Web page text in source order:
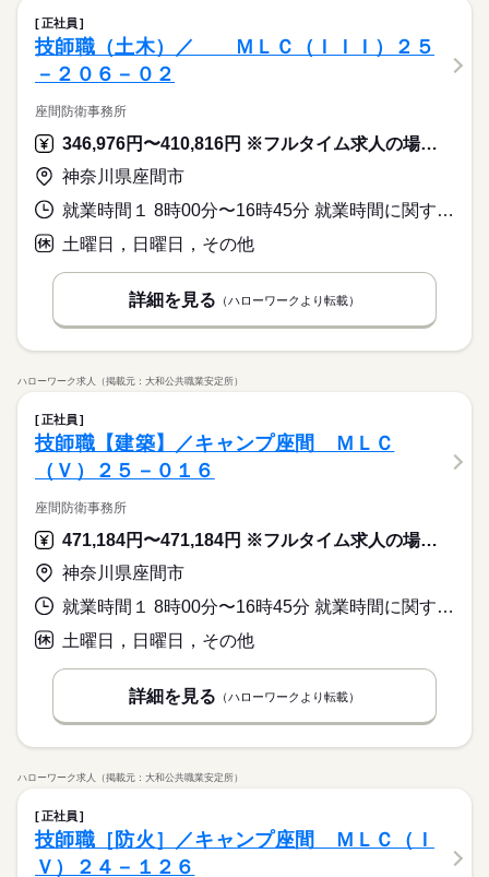
正社員
技師職（土木）／ ＭＬＣ（ＩＩＩ）２５
－２０６－０２
座間防衛事務所
346,976円〜410,816円 ※フルタイム求人の場合は月額（換算額）、パート求人の場合は時間額を表示しています。
神奈川県座間市
就業時間１ 8時00分〜16時45分 就業時間に関する特記事項 ◇この職種はミッションエッセンシャルに指定されており、緊急時
土曜日，日曜日，その他
詳細を見る （ハローワークより転載）
ハローワーク求人（掲載元：大和公共職業安定所）
正社員
技師職【建築】／キャンプ座間 ＭＬＣ
（Ｖ）２５－０１６
座間防衛事務所
471,184円〜471,184円 ※フルタイム求人の場合は月額（換算額）、パート求人の場合は時間額を表示しています。
神奈川県座間市
就業時間１ 8時00分〜16時45分 就業時間に関する特記事項 ◇この職種はミッションエッセンシャルに指定されており、緊急時
土曜日，日曜日，その他
詳細を見る （ハローワークより転載）
ハローワーク求人（掲載元：大和公共職業安定所）
正社員
技師職［防火］／キャンプ座間 ＭＬＣ（Ｉ
Ｖ）２４－１２６